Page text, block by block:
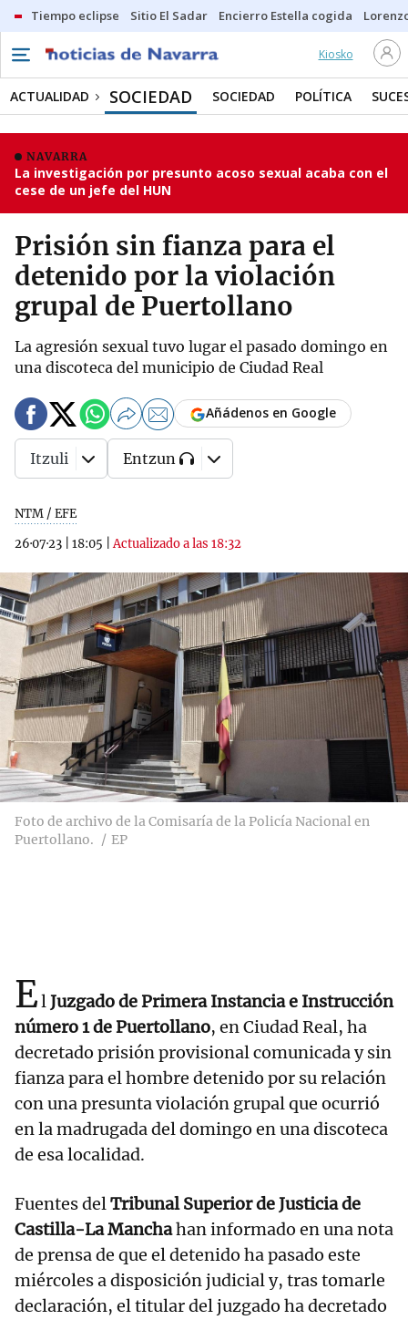
Tiempo eclipse Sitio El Sadar Encierro Estella cogida
Kiosko
ACTUALIDAD SOCIEDAD SOCIEDAD POLÍTICA
NAVARRA
La investigación por presunto acoso sexual acaba con el
cese de un jefe del HUN
Prisión sin fianza para el
detenido por la violación
grupal de Puertollano
La agresión sexual tuvo lugar el pasado domingo en
una discoteca del municipio de Ciudad Real
NTM / EFE
26·07·23
18:05 |Actualizado a las 18:32
Añádenos en Google
Itzuli Entzun
Foto de archivo de la Comisaría de la Policía Nacional en
Puertollano.
EP
ElJuzgado de Primera Instancia e Instrucción
número 1 de Puertollano, en Ciudad Real, ha
decretado prisión provisional comunicada y sin
fianza para el hombre detenido por su relación
con una presunta violación grupal que ocurrió
en la madrugada del domingo en una discoteca
de esa localidad.
Fuentes delTribunal Superior de Justicia de
Castilla-La Manchahan informado en una nota
de prensa de que el detenido ha pasado este
miércoles a disposición judicial y, tras tomarle
declaración, el titular del juzgado ha decretado